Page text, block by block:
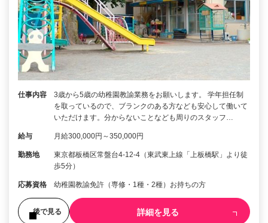
仕事内容
3歳から5歳の幼稚園教諭業務をお願いします。 学年担任制
を取っているので、ブランクのある方なども安心して働いて
いただけます。分からないことなども周りのスタッフ…
給与 月給300,000円～350,000円
勤務地
東京都板橋区常盤台4-12-4（東武東上線「上板橋駅」より徒
歩5分）
応募資格 幼稚園教諭免許（専修・1種・2種）お持ちの方
後で見る 詳細を見る